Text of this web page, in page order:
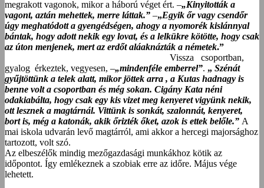
megrakott vagonok, mikor a háború véget ért. –„Kinyitották a
vagont, aztán mehettek, merre láttak.” –„Egyik őr vagy csendőr
úgy meghatódott a gyengédségen, ahogy a nyomorék kislánnyal
bántak, hogy adott nekik egy lovat, és a lelkükre kötötte, hogy csak
az úton menjenek, mert az erdőt aláaknázták a németek.”
Vissza csoportban,
gyalog érkeztek, vegyesen, –„mindenféle emberrel”. „ Szénát
gyűjtöttünk a telek alatt, mikor jöttek arra , a Kutas hadnagy is
benne volt a csoportban és még sokan. Cigány Kata néni
odakiabálta, hogy csak egy kis vizet meg kenyeret vigyünk nekik,
ott lesznek a magtárnál. Vittünk is sonkát, szalonnát, kenyeret,
bort is, még a katonák, akik őrizték őket, azok is ettek belőle.” A
mai iskola udvarán levő magtárról, ami akkor a hercegi majorsághoz
tartozott, volt szó.
Az elbeszélők mindig mezőgazdasági munkákhoz kötik az
időpontot. Így emlékeznek a szobiak erre az időre. Május vége
lehetett.